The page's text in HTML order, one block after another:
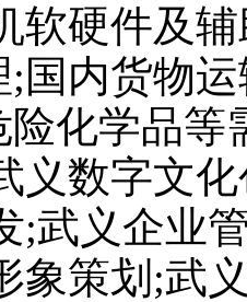
软硬件及
国内货物
险化学品
义数字文
;武义企业
象策划;武